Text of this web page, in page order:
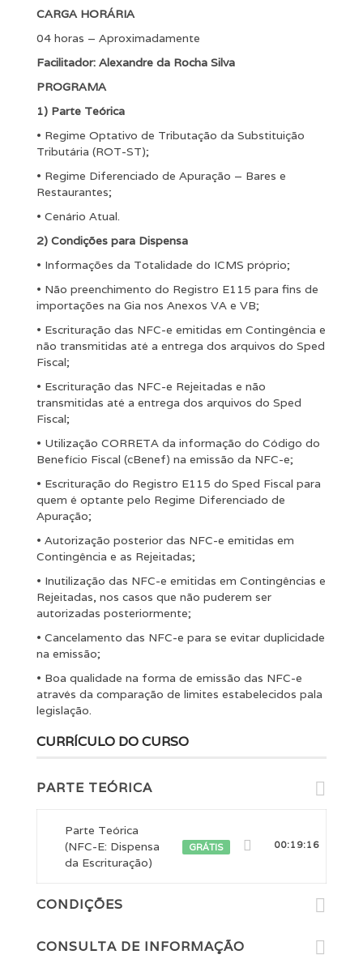
CARGA HORÁRIA
04 horas – Aproximadamente
Facilitador: Alexandre da Rocha Silva
PROGRAMA
1) Parte Teórica
• Regime Optativo de Tributação da Substituição
Tributária (ROT-ST);
• Regime Diferenciado de Apuração – Bares e
Restaurantes;
• Cenário Atual.
2) Condições para Dispensa
• Informações da Totalidade do ICMS próprio;
• Não preenchimento do Registro E115 para fins de
importações na Gia nos Anexos VA e VB;
• Escrituração das NFC-e emitidas em Contingência e
não transmitidas até a entrega dos arquivos do Sped
Fiscal;
• Escrituração das NFC-e Rejeitadas e não
transmitidas até a entrega dos arquivos do Sped
Fiscal;
• Utilização CORRETA da informação do Código do
Benefício Fiscal (cBenef) na emissão da NFC-e;
• Escrituração do Registro E115 do Sped Fiscal para
quem é optante pelo Regime Diferenciado de
Apuração;
• Autorização posterior das NFC-e emitidas em
Contingência e as Rejeitadas;
• Inutilização das NFC-e emitidas em Contingências e
Rejeitadas, nos casos que não puderem ser
autorizadas posteriormente;
• Cancelamento das NFC-e para se evitar duplicidade
na emissão;
• Boa qualidade na forma de emissão das NFC-e
através da comparação de limites estabelecidos pala
legislação.
CURRÍCULO DO CURSO
PARTE TEÓRICA
Parte Teórica
(NFC-E: Dispensa
da Escrituração)
GRÁTIS 00:19:16
CONDIÇÕES
CONSULTA DE INFORMAÇÃO